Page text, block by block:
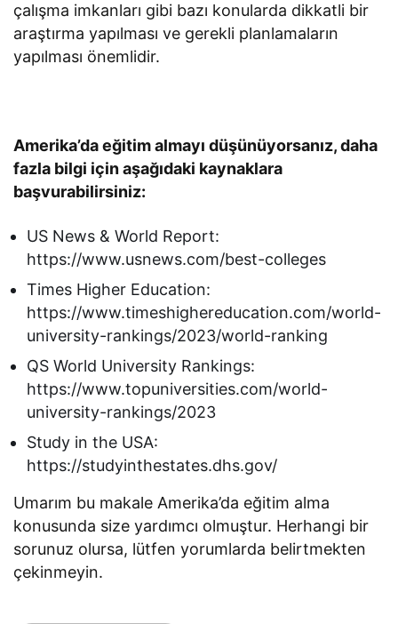
çalışma imkanları gibi bazı konularda dikkatli bir
araştırma yapılması ve gerekli planlamaların
yapılması önemlidir.
Amerika’da eğitim almayı düşünüyorsanız, daha
fazla bilgi için aşağıdaki kaynaklara
başvurabilirsiniz:
US News & World Report:
https://www.usnews.com/best-colleges
Times Higher Education:
https://www.timeshighereducation.com/world-
university-rankings/2023/world-ranking
QS World University Rankings:
https://www.topuniversities.com/world-
university-rankings/2023
Study in the USA:
https://studyinthestates.dhs.gov/
Umarım bu makale Amerika’da eğitim alma
konusunda size yardımcı olmuştur. Herhangi bir
sorunuz olursa, lütfen yorumlarda belirtmekten
çekinmeyin.